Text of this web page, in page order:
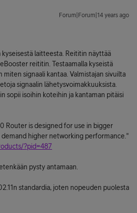
Forum|Forum|14 years ago
kyseisestä laitteesta. Reititin näyttää
reititin. Testaamalla kyseistä
signaali kantaa. Valmistajan sivuilta
signaalin lähetysvoimakkuuksista.
sopii isoihin koteihin ja kantaman pitäisi
Router is designed for use in bigger
demand higher networking performance."
?pid=487
pysty antamaan.
standardia, joten nopeuden puolesta